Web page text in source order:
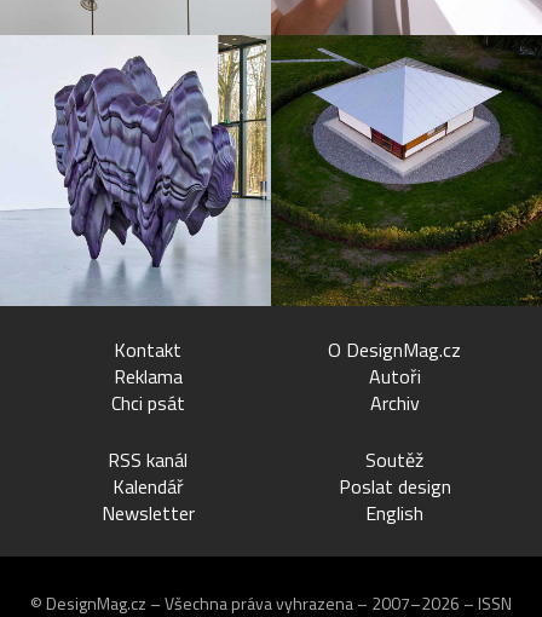
Kontakt
Reklama
Chci psát
O DesignMag.cz
Autoři
Archiv
RSS kanál
Kalendář
Newsletter
Soutěž
Poslat design
English
© DesignMag.cz – Všechna práva vyhrazena – 2007–2026 – ISSN